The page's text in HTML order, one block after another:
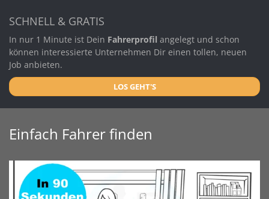
SCHNELL & GRATIS
In nur 1 Minute ist Dein Fahrerprofil angelegt und schon
können interessierte Unternehmen Dir einen tollen, neuen
Job anbieten.
LOS GEHT'S
Einfach Fahrer finden